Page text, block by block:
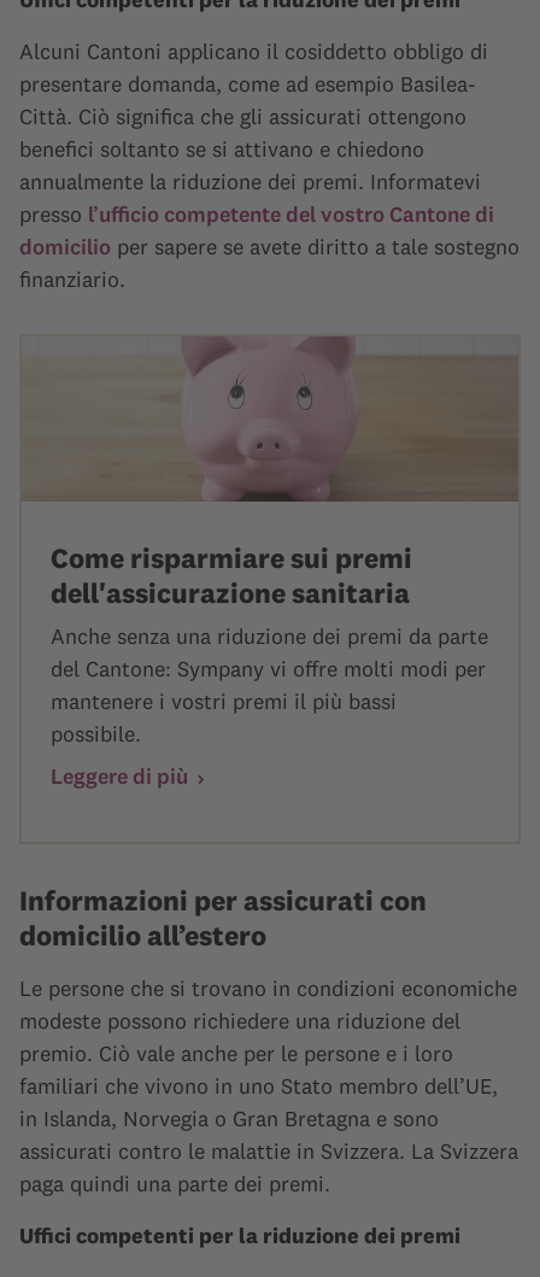
Alcuni Cantoni applicano il cosiddetto obbligo di
presentare domanda, come ad esempio Basilea-
Città. Ciò significa che gli assicurati ottengono
benefici soltanto se si attivano e chiedono
annualmente la riduzione dei premi. Informatevi
presso l’ufficio competente del vostro Cantone di
domicilio per sapere se avete diritto a tale sostegno
finanziario.
Come risparmiare sui premi
dell'assicurazione sanitaria
Anche senza una riduzione dei premi da parte
del Cantone: Sympany vi offre molti modi per
mantenere i vostri premi il più bassi
possibile.
Leggere di più
Informazioni per assicurati con
domicilio all’estero
Le persone che si trovano in condizioni economiche
modeste possono richiedere una riduzione del
premio. Ciò vale anche per le persone e i loro
familiari che vivono in uno Stato membro dell’UE,
in Islanda, Norvegia o Gran Bretagna e sono
assicurati contro le malattie in Svizzera. La Svizzera
paga quindi una parte dei premi.
Uffici competenti per la riduzione dei premi